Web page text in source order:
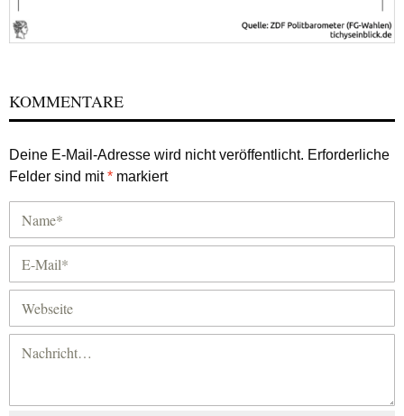
KOMMENTARE
Deine E-Mail-Adresse wird nicht veröffentlicht. Erforderliche
Felder sind mit* markiert